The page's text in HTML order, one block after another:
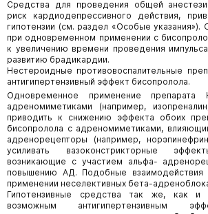
Средства для проведения общей
риск кардиодепрессивного действия,
гипотензии (см. раздел «Особые указания»).
при одновременном применении с
к увеличению времени проведения
развитию брадикардии.
Нестероидные противовоспалительные
антигипертензивный эффект бисопролола.
Одновременное применение препарата
адреномиметиками (например,
приводить к снижению эффекта обоих
бисопролола с адреномиметиками,
адренорецепторы (например,
усиливать вазоконстрикторные
возникающие с участием альфа-
повышению АД. Подобные взаимодействия
применении неселективных бета-
Гипотензивные средства так же, как и
возможным антигипертензивным